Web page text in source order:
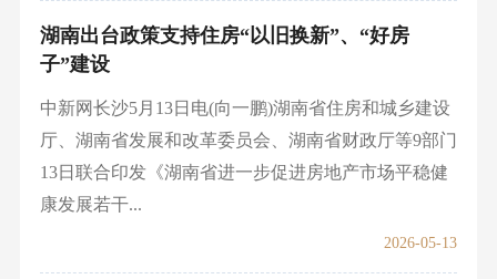
湖南出台政策支持住房“以旧换新”、“好房
子”建设
中新网长沙5月13日电(向一鹏)湖南省住房和城乡建设
厅、湖南省发展和改革委员会、湖南省财政厅等9部门
13日联合印发《湖南省进一步促进房地产市场平稳健
康发展若干...
2026-05-13